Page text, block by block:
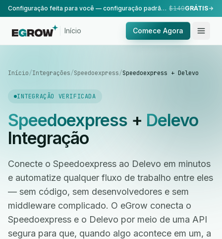
Configuração feita para você — configuração padrão, realizada pela nossa equipe. $149GRÁTIS
Início Comece Agora
Início/Integrações/Speedoexpress/Speedoexpress + Delevo
INTEGRAÇÃO VERIFICADA
Speedoexpress+ Delevo
Integração
Conecte o Speedoexpress ao Delevo em minutos
e automatize qualquer fluxo de trabalho entre eles
— sem código, sem desenvolvedores e sem
middleware complicado. O eGrow conecta o
Speedoexpress e o Delevo por meio de uma API
segura para que, quando algo acontece em um, a